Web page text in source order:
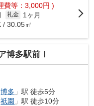
費等：3,000円 )
礼金
1ヶ月
/ 30.05㎡
博多駅前Ⅰ
博多 」駅 徒歩5分
祇園 」駅 徒歩10分